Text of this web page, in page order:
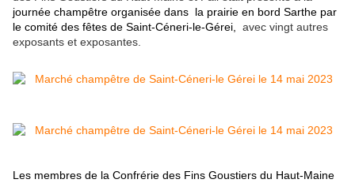
journée champêtre organisée dans la prairie en bord Sarthe par
le comité des fêtes de Saint-Céneri-le-Gérei,
avec vingt autres
exposants et exposantes.
Les membres de la Confrérie des Fins Goustiers du Haut-Maine